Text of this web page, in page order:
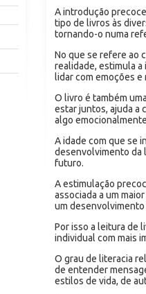
A introdução
tipo de livros às
tornando-o numa
No que se refere ao
realidade, estimula a
lidar com emoções
O livro é também
estar juntos, ajuda a
algo
A idade com que se
desenvolvimento da
futuro.
A estimulação
associada a um
um
Por isso a leitura de
individual com mais
O grau de literacia
de entender
estilos de vida, de